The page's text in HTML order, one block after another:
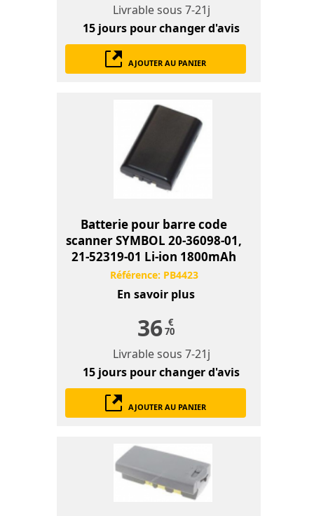
Livrable sous 7-21j
15 jours pour changer d'avis
AJOUTER AU PANIER
Batterie pour barre code
scanner SYMBOL 20-36098-01,
21-52319-01 Li-ion 1800mAh
Référence: PB4423
En savoir plus
36 €
70
Livrable sous 7-21j
15 jours pour changer d'avis
AJOUTER AU PANIER